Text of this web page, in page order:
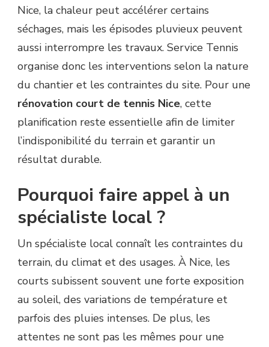
Nice, la chaleur peut accélérer certains
séchages, mais les épisodes pluvieux peuvent
aussi interrompre les travaux. Service Tennis
organise donc les interventions selon la nature
du chantier et les contraintes du site. Pour une
rénovation court de tennis Nice, cette
planification reste essentielle afin de limiter
l’indisponibilité du terrain et garantir un
résultat durable.
Pourquoi faire appel à un
spécialiste local ?
Un spécialiste local connaît les contraintes du
terrain, du climat et des usages. À Nice, les
courts subissent souvent une forte exposition
au soleil, des variations de température et
parfois des pluies intenses. De plus, les
attentes ne sont pas les mêmes pour une